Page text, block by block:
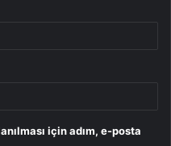
için adım, e-posta